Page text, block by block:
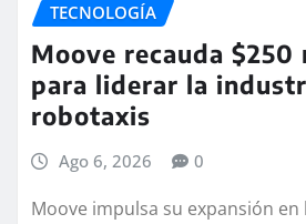
TECNOLOGÍA
Moove recauda $250
para liderar la
robotaxis
Ago 6, 2026 0
Moove impulsa su expansión